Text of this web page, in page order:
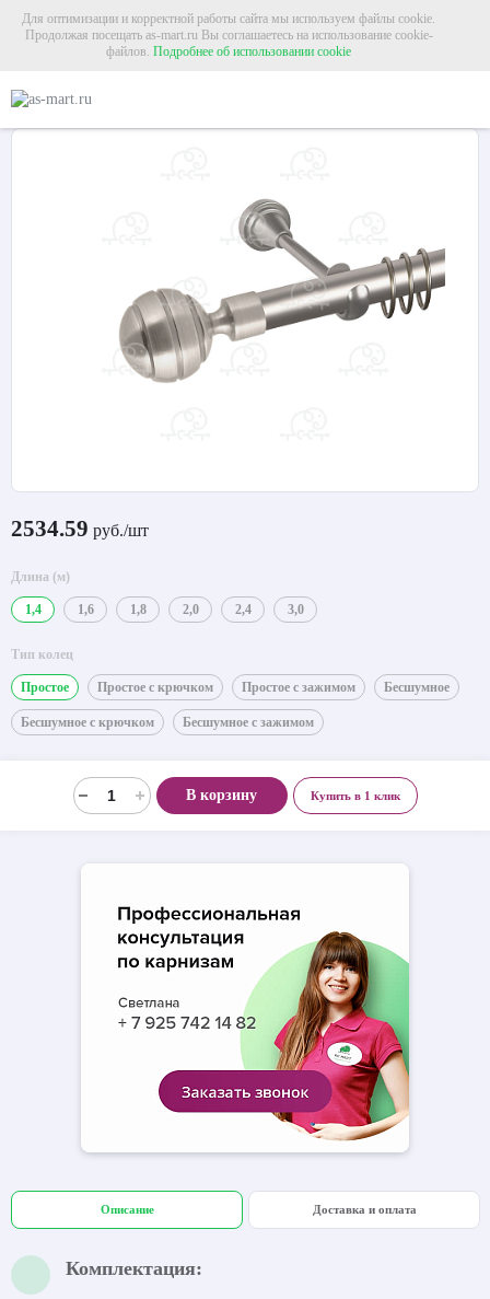
Для оптимизации и корректной работы сайта мы используем файлы cookie.
Продолжая посещать as-mart.ru Вы соглашаетесь на использование cookie-
файлов. Подробнее об использовании cookie
Карниз для штор однорядный «Триест» Ø25Г сатин
2534.59 руб./шт
Длина (м)
1,4 1,6 1,8 2,0 2,4 3,0
Тип колец
Простое Простое с крючком Простое с зажимом Бесшумное
Бесшумное с крючком Бесшумное с зажимом
В корзину Купить в 1 клик
Описание Доставка и оплата
Комплектация: